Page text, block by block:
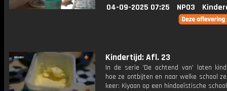
04-09-2025 07:25 NPO3
Kindertijd: Afl. 23
In de serie 'De ochtend van' laten
hoe ze ontbijten en naar welke school
keer: Kiyaan op een hindoeïstische